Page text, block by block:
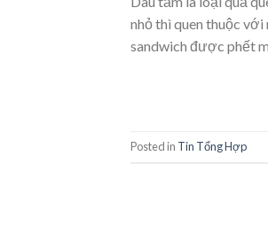
nhỏ thì quen thuộc
sandwich được phết
Posted in Tin Tổng Hợp